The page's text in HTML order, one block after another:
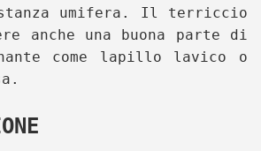
umifera. Il terriccio
anche una buona parte di
come lapillo lavico o